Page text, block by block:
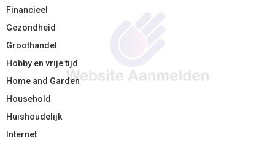
Financieel
Gezondheid
Groothandel
Hobby en vrije tijd
Home and Garden
Household
Huishoudelijk
Internet